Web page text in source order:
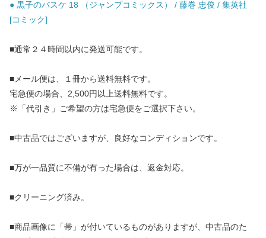
● 黒子のバスケ 18 （ジャンプコミックス） / 藤巻 忠俊 / 集英社
[コミック]
■通常２４時間以内に発送可能です。
■メール便は、１冊から送料無料です。
宅急便の場合、2,500円以上送料無料です。
※「代引き」ご希望の方は宅急便をご選択下さい。
■中古品ではございますが、良好なコンディションです。
■万が一品質に不備が有った場合は、返金対応。
■クリーニング済み。
■商品画像に「帯」が付いているものがありますが、中古品のた